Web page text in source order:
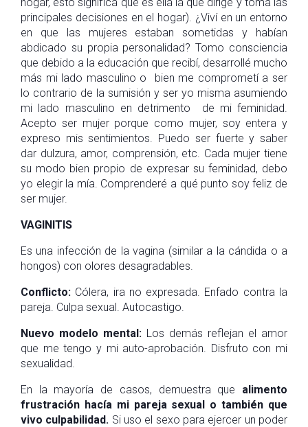
principales decisiones en el hogar). ¿Viví en un entorno
en que las mujeres estaban sometidas y habían
abdicado su propia personalidad? Tomo consciencia
que debido a la educación que recibí, desarrollé mucho
más mi lado masculino o bien me comprometí a ser
lo contrario de la sumisión y ser yo misma asumiendo
mi lado masculino en detrimento de mi feminidad.
Acepto ser mujer porque como mujer, soy entera y
expreso mis sentimientos. Puedo ser fuerte y saber
dar dulzura, amor, comprensión, etc. Cada mujer tiene
su modo bien propio de expresar su feminidad, debo
yo elegir la mía. Comprenderé a qué punto soy feliz de
ser mujer.
VAGINITIS
Es una infección de la vagina (similar a la cándida o a
hongos) con olores desagradables.
Conflicto: Cólera, ira no expresada. Enfado contra la
pareja. Culpa sexual. Autocastigo.
Nuevo modelo mental: Los demás reflejan el amor
que me tengo y mi auto-aprobación. Disfruto con mi
sexualidad.
En la mayoría de casos, demuestra que alimento
frustración hacía mi pareja sexual o también que
vivo culpabilidad. Si uso el sexo para ejercer un poder